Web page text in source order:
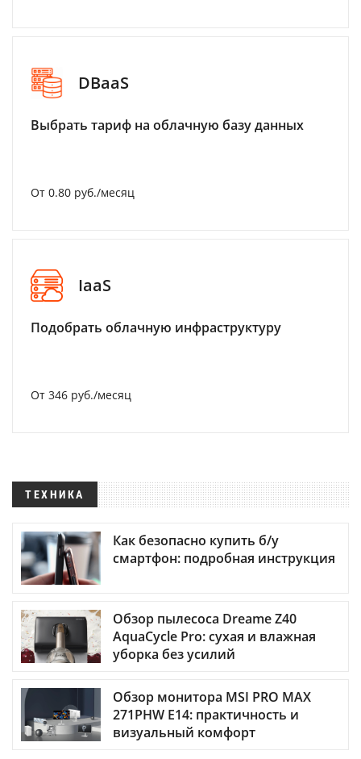
DBaaS
Выбрать тариф на облачную базу данных
От 0.80 руб./месяц
IaaS
Подобрать облачную инфраструктуру
От 346 руб./месяц
ТЕХНИКА
Как безопасно купить б/у
смартфон: подробная инструкция
Обзор пылесоса Dreame Z40
AquaCycle Pro: сухая и влажная
уборка без усилий
Обзор монитора MSI PRO MAX
271PHW E14: практичность и
визуальный комфорт